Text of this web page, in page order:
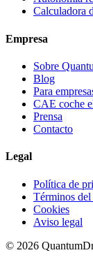
Calculadora
Empresa
Sobre
Blog
Para
CAE coche
Prensa
Contacto
Legal
Política de
Términos
Cookies
Aviso legal
© 2026